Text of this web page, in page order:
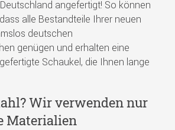
angefertigt! So können
alle Bestandteile Ihrer neuen
deutschen
genügen und erhalten eine
Schaukel, die Ihnen lange
Wir verwenden nur
Materialien